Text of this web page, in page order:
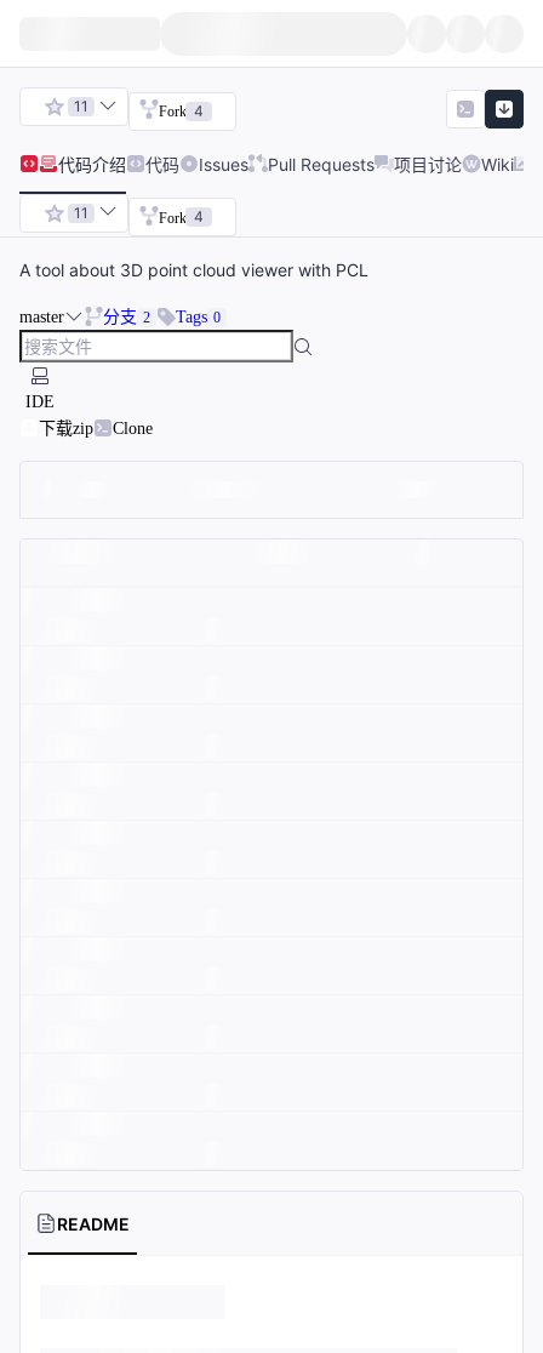
11 Fork 4
代码介绍 代码 Issues Pull Requests 项目讨论 Wiki
11 Fork 4
A tool about 3D point cloud viewer with PCL
master 分支 2 Tags 0
IDE
下载zip
Clone
README